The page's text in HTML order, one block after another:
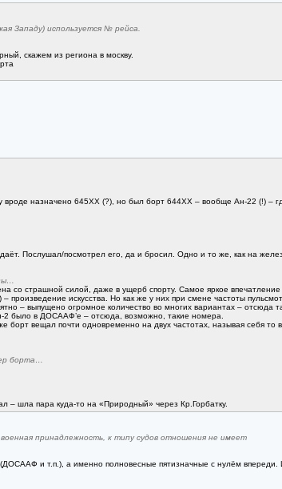
Западу) используется № рейса.
скажем из региона в москву.
вроде назначено 645ХХ (?), но был борт 644ХХ – вообще Ан-22 (!) –
Послушал/посмотрел его, да и бросил. Одно и то же, как на
со страшной силой, даже в ущерб спорту. Самое яркое
произведение искусства. Но как же у них при смене частоты
– выпущено огромное количество во многих вариантах – отсюда
2 было в ДОСААФ’е – отсюда, возможно, такие номера.
борт вещал почти одновременно на двух частотах, называя себя
борта…
– шла пара куда-то на «Природный» через Кр.Горбатку.
принадлежность, к типу судов отношения не имеет
и т.п.), а именно полновесные пятизначные с нулём